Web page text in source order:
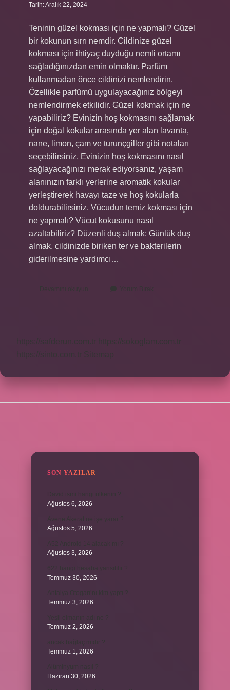
Tarih: Aralık 22, 2024
Teninin güzel kokması için ne yapmalı? Güzel
bir kokunun sırrı nemdir. Cildinize güzel
kokması için ihtiyaç duyduğu nemli ortamı
sağladığınızdan emin olmaktır. Parfüm
kullanmadan önce cildinizi nemlendirin.
Özellikle parfümü uygulayacağınız bölgeyi
nemlendirmek etkilidir. Güzel kokmak için ne
yapabiliriz? Evinizin hoş kokmasını sağlamak
için doğal kokular arasında yer alan lavanta,
nane, limon, çam ve turunçgiller gibi notaları
seçebilirsiniz. Evinizin hoş kokmasını nasıl
sağlayacağınızı merak ediyorsanız, yaşam
alanınızın farklı yerlerine aromatik kokular
yerleştirerek havayı taze ve hoş kokularla
doldurabilirsiniz. Vücudun temiz kokması için
ne yapmalı? Vücut kokusunu nasıl
azaltabiliriz? Düzenli duş almak: Günlük duş
almak, cildinizde biriken ter ve bakterilerin
giderilmesine yardımcı…
Devamını okuyun
Vücudun
Güzel
Yorum Bırak
https://safderun.com.tr
https://sokoglam.com.tr
https://sinto.com.tr
Sitemap
SON YAZILAR
Ağustos 6, 2026
Ağustos 5, 2026
Ağustos 3, 2026
Temmuz 30, 2026
Temmuz 3, 2026
Temmuz 2, 2026
Temmuz 1, 2026
Haziran 30, 2026